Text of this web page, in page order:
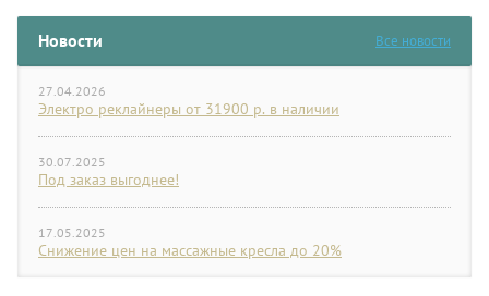
Новости Все новости
27.04.2026
Электро реклайнеры от 31900 р. в наличии
30.07.2025
Под заказ выгоднее!
17.05.2025
Снижение цен на массажные кресла до 20%